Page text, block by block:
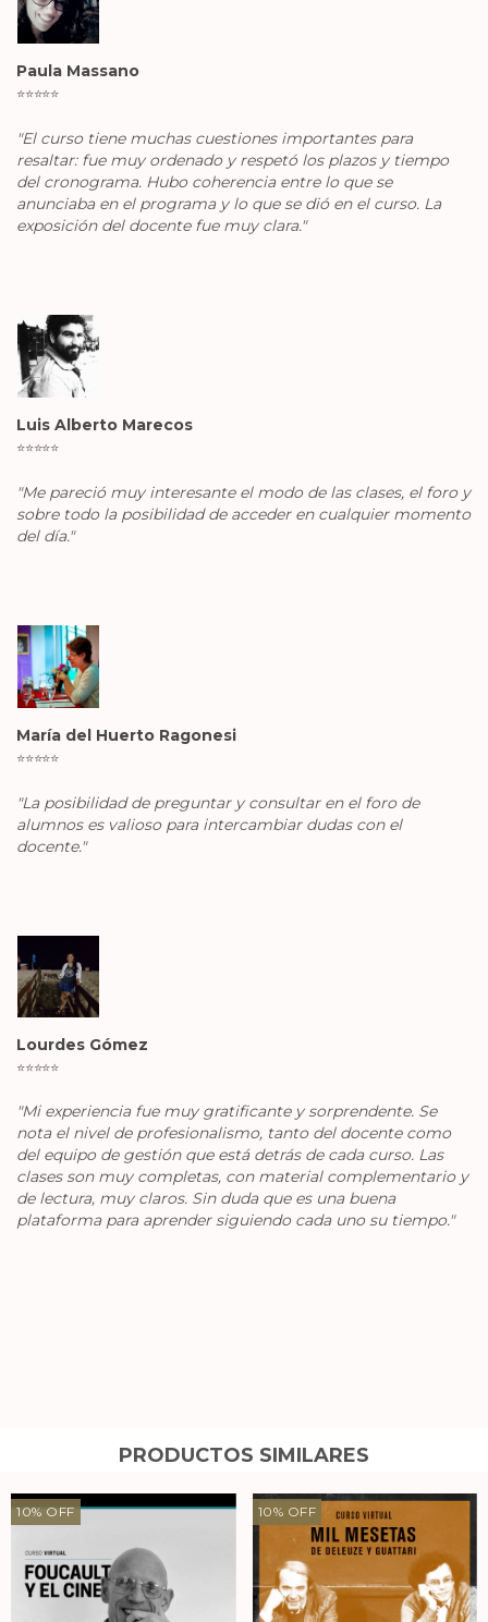
Paula Massano
⭐️⭐️⭐️⭐️⭐️
"El curso tiene muchas cuestiones importantes para
resaltar: fue muy ordenado y respetó los plazos y tiempo
del cronograma. Hubo coherencia entre lo que se
anunciaba en el programa y lo que se dió en el curso. La
exposición del docente fue muy clara."
Luis Alberto Marecos
⭐️⭐️⭐️⭐️⭐️
"Me pareció muy interesante el modo de las clases, el foro y
sobre todo la posibilidad de acceder en cualquier momento
del día."
María del Huerto Ragonesi
⭐️⭐️⭐️⭐️⭐️
"La posibilidad de preguntar y consultar en el foro de
alumnos es valioso para intercambiar dudas con el
docente."
Lourdes Gómez
⭐️⭐️⭐️⭐️⭐️
"Mi experiencia fue muy gratificante y sorprendente. Se
nota el nivel de profesionalismo, tanto del docente como
del equipo de gestión que está detrás de cada curso. Las
clases son muy completas, con material complementario y
de lectura, muy claros. Sin duda que es una buena
plataforma para aprender siguiendo cada uno su tiempo."
PRODUCTOS SIMILARES
10% OFF 10% OFF